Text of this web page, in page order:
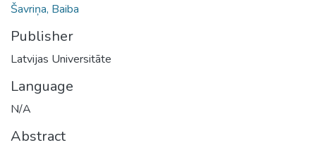
Šavriņa, Baiba
Publisher
Latvijas Universitāte
Language
N/A
Abstract